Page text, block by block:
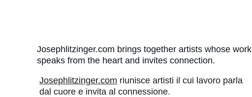
Josephlitzinger.com brings together artists whose work
speaks from the heart and invites connection.
Josephlitzinger.com riunisce artisti il cui lavoro parla
dal cuore e invita al connessione.